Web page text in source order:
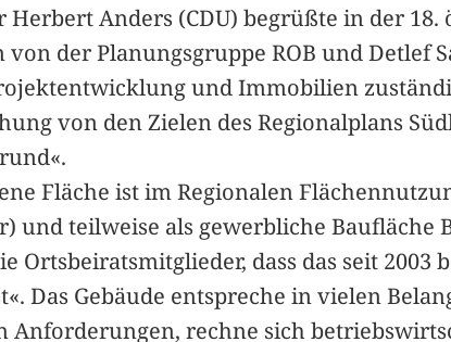
Herbert Anders (CDU) begrüßte in der
von der Planungsgruppe ROB und
und Immobilien
von den Zielen des Regionalplans
Fläche ist im Regionalen
und teilweise als gewerbliche Baufläche
Ortsbeiratsmitglieder, dass das seit
Das Gebäude entspreche in vielen
Anforderungen, rechne sich